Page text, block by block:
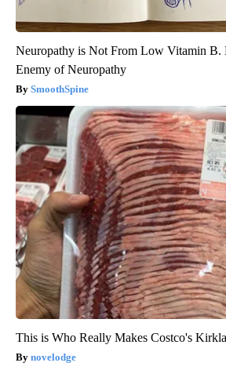
Neuropathy is Not From Low Vitamin B.
Enemy of Neuropathy
SmoothSpine
This is Who Really Makes Costco's
novelodge